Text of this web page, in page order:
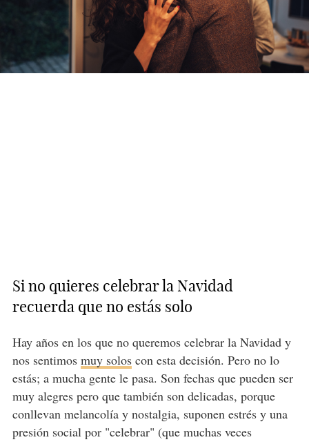
Si no quieres celebrar la Navidad
recuerda que no estás solo
Hay años en los que no queremos celebrar la Navidad y
nos sentimos muy soloscon esta decisión. Pero no lo
estás; a mucha gente le pasa. Son fechas que pueden ser
muy alegres pero que también son delicadas, porque
conllevan melancolía y nostalgia, suponen estrés y una
presión social por "celebrar" (que muchas veces